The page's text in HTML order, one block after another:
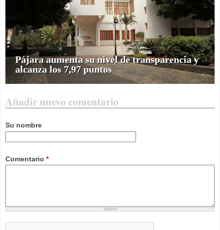
Pájara aumenta su nivel de transparencia y
alcanza los 7,97 puntos
Añadir nuevo comentario
Su nombre
Comentario *